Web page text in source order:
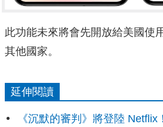
此功能未來將會先開放給美國使
其他國家。
延伸閱讀
《沉默的審判》將登陸 Netflix